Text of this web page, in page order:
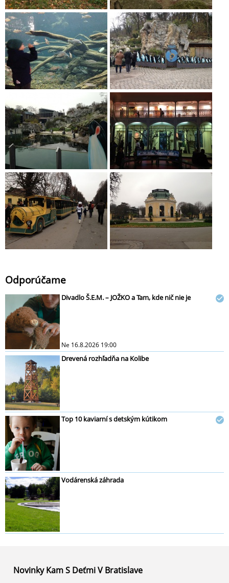
Odporúčame
Divadlo Š.E.M. – JOŽKO a Tam, kde nič nie je
Ne 16.8.2026 19:00
Drevená rozhľadňa na Kolibe
Top 10 kaviarní s detským kútikom
Vodárenská záhrada
Novinky Kam S Deťmi V Bratislave